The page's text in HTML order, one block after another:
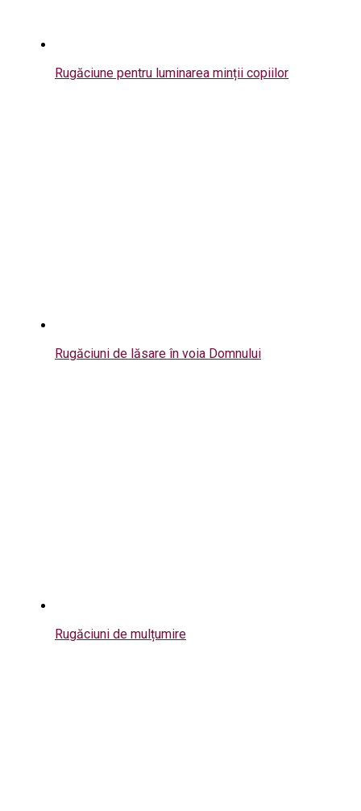
Rugăciune pentru luminarea minții copiilor
Rugăciuni de lăsare în voia Domnului
Rugăciuni de mulțumire